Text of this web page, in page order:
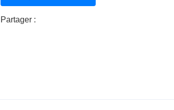
Partager :